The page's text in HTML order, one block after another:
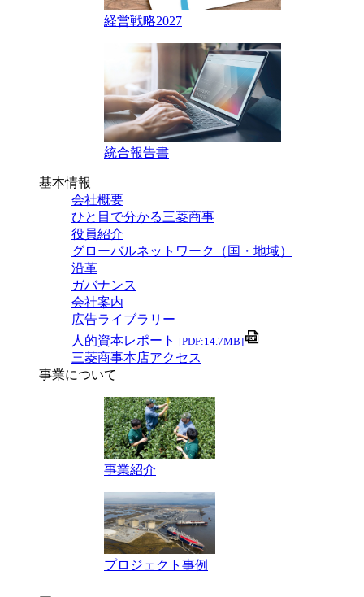
経営戦略2027
統合報告書
基本情報
会社概要
ひと目で分かる三菱商事
役員紹介
グローバルネットワーク（国・地域）
沿革
ガバナンス
会社案内
広告ライブラリー
人的資本レポート [PDF:14.7MB]
三菱商事本店アクセス
事業について
事業紹介
プロジェクト事例